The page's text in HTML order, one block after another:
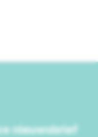
nieuwsbrief